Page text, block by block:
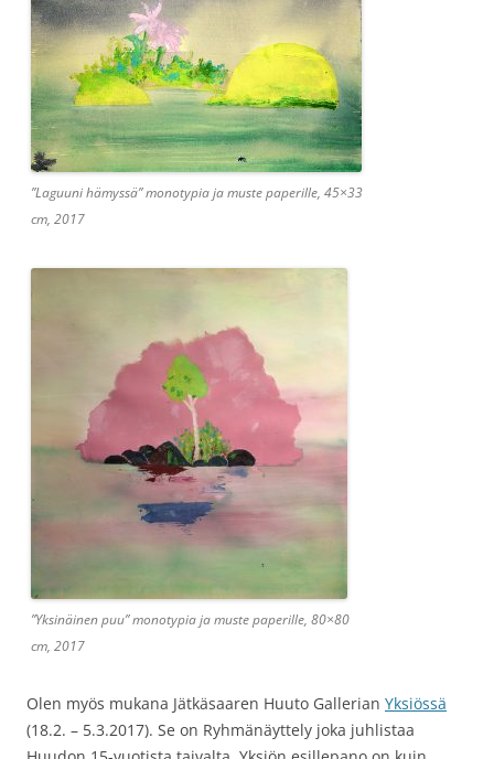
”Laguuni hämyssä” monotypia ja muste paperille, 45×33
cm, 2017
”Yksinäinen puu” monotypia ja muste paperille, 80×80
cm, 2017
Olen myös mukana Jätkäsaaren Huuto Gallerian Yksiössä
(18.2. – 5.3.2017). Se on Ryhmänäyttely joka juhlistaa